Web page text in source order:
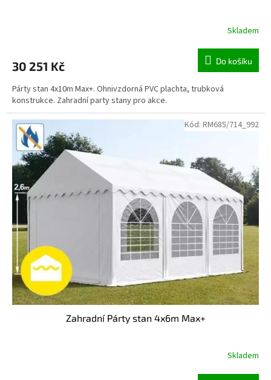
Skladem
30 251 Kč Do košíku
Párty stan 4x10m Max+. Ohnivzdorná PVC plachta, trubková
konstrukce. Zahradní party stany pro akce.
Zahradní Párty stan 4x6m Max+
Skladem
Kód: RM685/714_992